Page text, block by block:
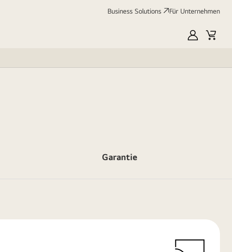
Business Solutions Für Unternehmen
MyLGCart
Garantie